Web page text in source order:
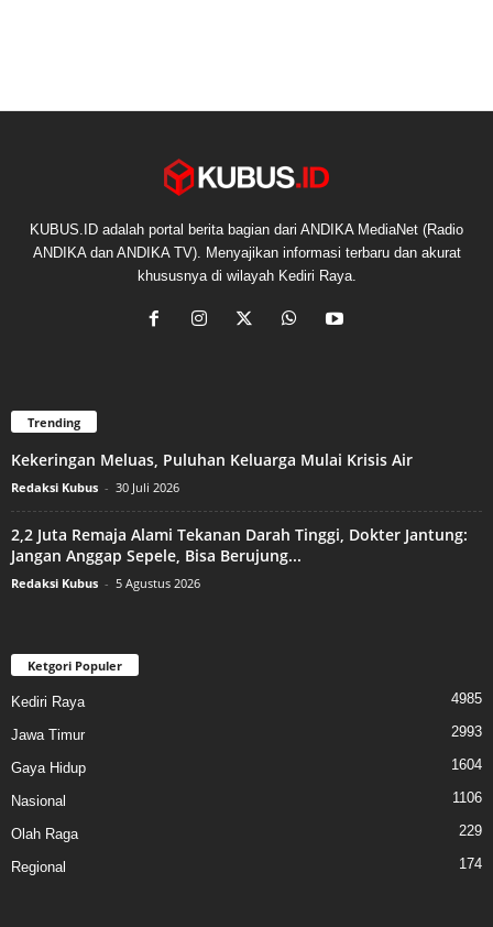
KUBUS.ID adalah portal berita bagian dari ANDIKA MediaNet (Radio
ANDIKA dan ANDIKA TV). Menyajikan informasi terbaru dan akurat
khususnya di wilayah Kediri Raya.
Trending
Kekeringan Meluas, Puluhan Keluarga Mulai Krisis Air
Redaksi Kubus - 30 Juli 2026
2,2 Juta Remaja Alami Tekanan Darah Tinggi, Dokter Jantung:
Jangan Anggap Sepele, Bisa Berujung...
Redaksi Kubus - 5 Agustus 2026
Ketgori Populer
Kediri Raya 4985
Jawa Timur 2993
Gaya Hidup 1604
Nasional 1106
Olah Raga 229
Regional 174